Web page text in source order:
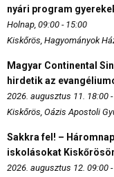
nyári program
Holnap, 09:00 - 15:00
Kiskőrös, Hagyományok
Magyar Continental
hirdetik az
2026. augusztus 11. 18:00
Kiskőrös, Oázis Apostoli
Sakkra fel! –
iskolásokat
2026. augusztus 12. 09:00